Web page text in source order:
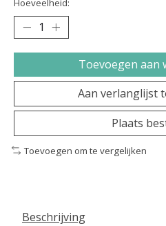
Hoeveelheid:
Toevoegen aan
Aan verlanglijst
Plaats
Toevoegen om te vergelijken
Beschrijving